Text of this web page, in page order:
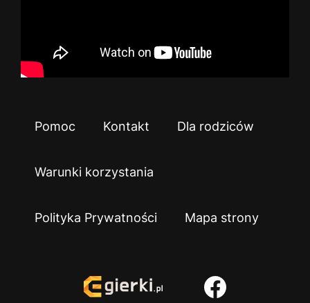
Pomoc Kontakt Dla rodziców
Warunki korzystania
Polityka Prywatności Mapa strony